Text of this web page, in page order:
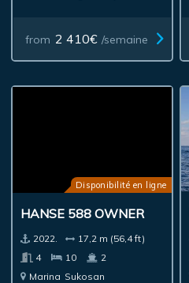
from 2 410€ /semaine
Disponibilité en ligne
HANSE 588 OWNER
2022.
17,2 m (56,4 ft)
4
10
2
Marina Sukosan